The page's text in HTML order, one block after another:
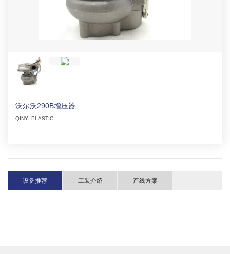
沃尔沃290B增压器
QINYI PLASTIC
设备推荐 工装介绍 产线方案